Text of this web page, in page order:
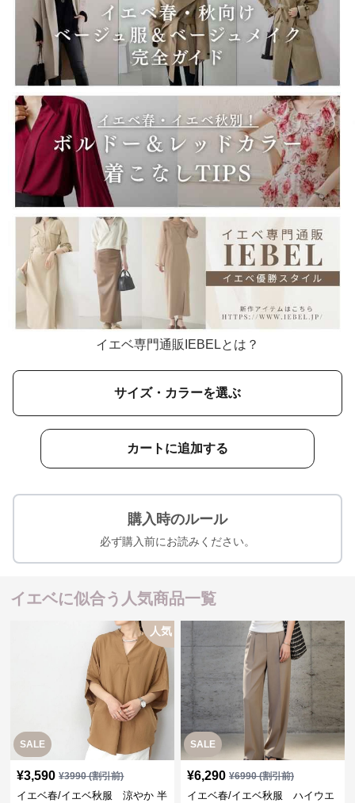
イエベ専門通販IEBELとは？
サイズ・カラーを選ぶ
カートに追加する
購入時のルール
必ず購入前にお読みください。
イエベに似合う人気商品一覧
SALE
人気
¥3,590 ¥3990(割引前)
イエベ春/イエベ秋服 涼やか 半
SALE
¥6,290 ¥6990(割引前)
イエベ春/イエベ秋服 ハイウエ